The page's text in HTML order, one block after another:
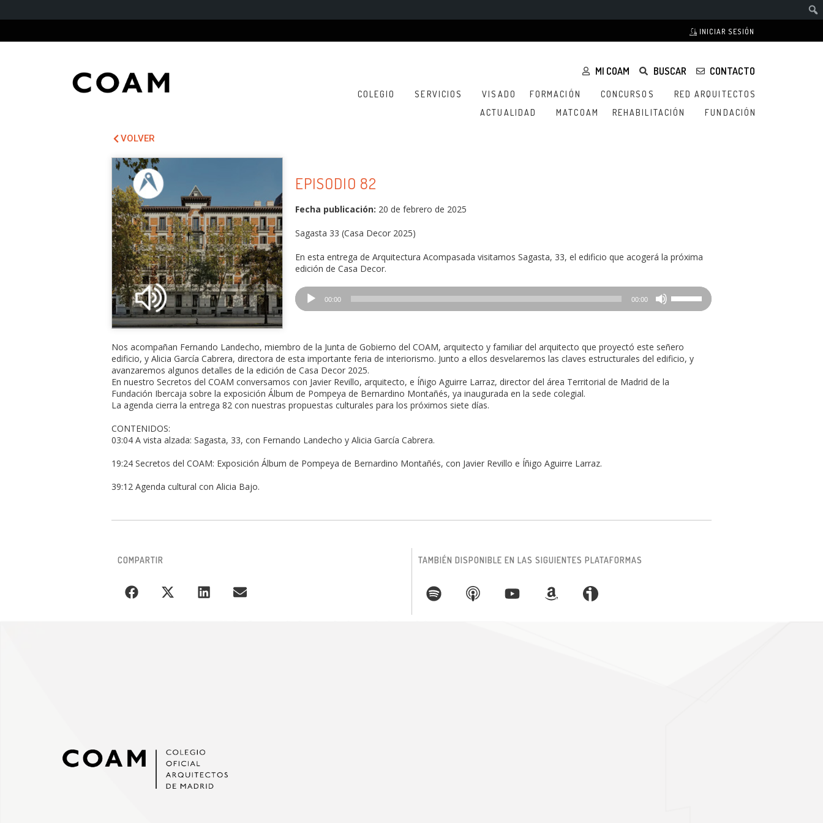
INICIAR SESIÓN
MI COAM BUSCAR CONTACTO
COLEGIO SERVICIOS VISADO FORMACIÓN CONCURSOS
RED ARQUITECTOS
ACTUALIDAD
MATCOAM REHABILITACIÓN FUNDACIÓN
VOLVER
EPISODIO 82
Fecha publicación: 20 de febrero de 2025
Sagasta 33 (Casa Decor 2025)
En esta entrega de Arquitectura Acompasada visitamos Sagasta, 33, el edificio que acogerá la próxima
edición de Casa Decor.
Reproductor
de
audio
00:00 00:00
las
teclas
arriba/abajo
para
Nos acompañan Fernando Landecho, miembro de la Junta de Gobierno del COAM, arquitecto y familiar del arquitecto que proyectó este señero
edificio, y Alicia García Cabrera, directora de esta importante feria de interiorismo. Junto a ellos desvelaremos las claves estructurales del edificio, y
avanzaremos algunos detalles de la edición de Casa Decor 2025.
En nuestro Secretos del COAM conversamos con Javier Revillo, arquitecto, e Íñigo Aguirre Larraz, director del área Territorial de Madrid de la
Fundación Ibercaja sobre la exposición Álbum de Pompeya de Bernardino Montañés, ya inaugurada en la sede colegial.
La agenda cierra la entrega 82 con nuestras propuestas culturales para los próximos siete días.
CONTENIDOS:
03:04 A vista alzada: Sagasta, 33, con Fernando Landecho y Alicia García Cabrera.
19:24 Secretos del COAM: Exposición Álbum de Pompeya de Bernardino Montañés, con Javier Revillo e Íñigo Aguirre Larraz.
39:12 Agenda cultural con Alicia Bajo.
COMPARTIR TAMBIÉN DISPONIBLE EN LAS SIGUIENTES PLATAFORMAS